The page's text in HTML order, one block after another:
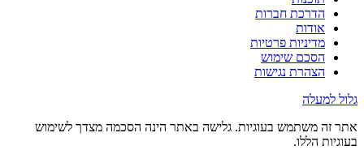
הדרכת חברות
אודות
מדיניות פרטיות
הסכם שימוש
הצהרת נגישות
למעלה
זה משתמש בעוגיות. גלישה באתר הינה הסכמה מצדך לשימוש
הללו.